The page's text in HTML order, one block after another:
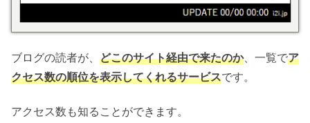
ブログの読者が、 どこのサイト経由で来たのか、一覧でア
クセス数の順位を表示してくれるサービスです。
アクセス数も知ることができます。